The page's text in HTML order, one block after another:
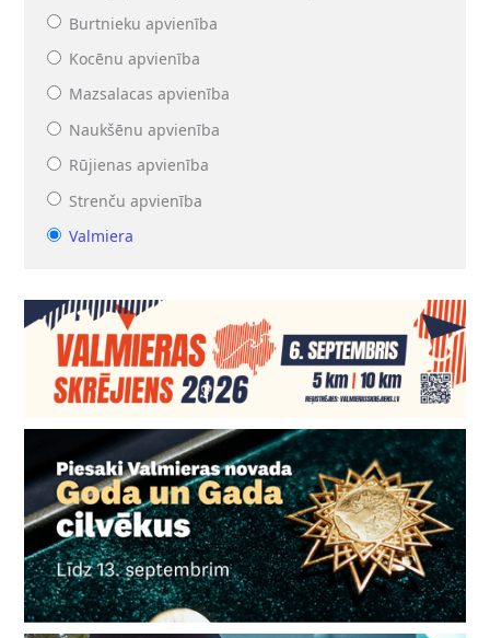
Burtnieku apvienība
Kocēnu apvienība
Mazsalacas apvienība
Naukšēnu apvienība
Rūjienas apvienība
Strenču apvienība
Valmiera